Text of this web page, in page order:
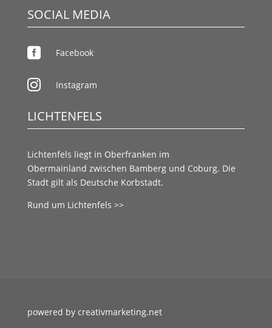
SOCIAL MEDIA
 Facebook
 Instagram
LICHTENFELS
Lichtenfels liegt in Oberfranken im
Obermainland zwischen Bambergund Coburg. Die
Stadt gilt als Deutsche Korbstadt.
Rund um Lichtenfels >>
powered by creativmarketing.net